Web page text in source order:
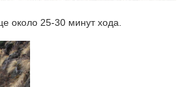
около 25-30 минут хода.